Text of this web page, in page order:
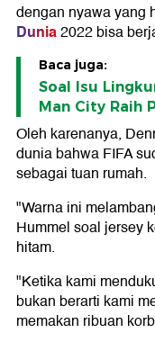
dengan nyawa yang
Dunia2022 bisa
Baca juga:
Soal Isu
Man City Raih
Oleh karenanya,
dunia bahwa FIFA
sebagai tuan rumah.
"Warna ini
Hummel soal jersey
hitam.
"Ketika kami
bukan berarti kami
memakan ribuan